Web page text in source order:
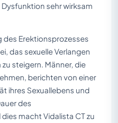
sehr wirksam
des Erektionsprozesses
das sexuelle Verlangen
steigern. Männer, die
berichten von einer
ihres Sexuallebens und
des
macht Vidalista CT zu